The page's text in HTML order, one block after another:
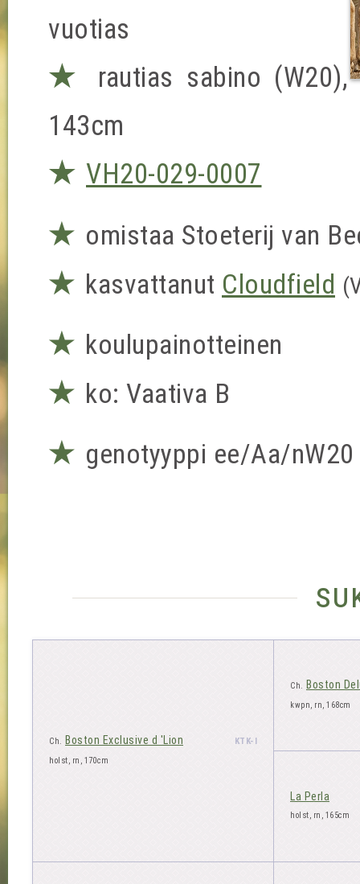
vuotias
★
rautias sabino (W20),
143cm
★ VH20-029-0007
★ omistaa Stoeterij van
★ kasvattanut Cloudfield
★ koulupainotteinen
★ ko: Vaativa B
★ genotyyppi ee/Aa/nW20
Ch. Boston Exclusive d 'Lion KTK-I
holst, rn, 170cm
Ch. Boston
kwpn, rn, 168cm
La Perla
holst, rn, 165cm